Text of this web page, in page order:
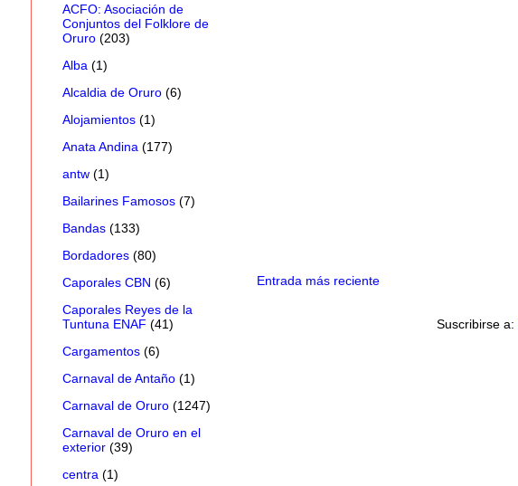
Entrada más reciente
Suscribirse a:
ACFO: Asociación de
Conjuntos del Folklore de
Oruro (203)
Alba (1)
Alcaldia de Oruro (6)
Alojamientos (1)
Anata Andina (177)
antw (1)
Bailarines Famosos (7)
Bandas (133)
Bordadores (80)
Caporales CBN (6)
Caporales Reyes de la
Tuntuna ENAF (41)
Cargamentos (6)
Carnaval de Antaño (1)
Carnaval de Oruro (1247)
Carnaval de Oruro en el
exterior (39)
centra (1)